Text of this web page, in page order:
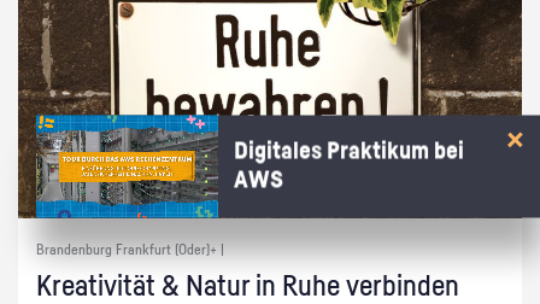
Brandenburg Frankfurt (Oder)+ |
Krea­ti­vi­tät & Natur in Ruhe ver­bin­den
Digitales Praktikum bei
AWS